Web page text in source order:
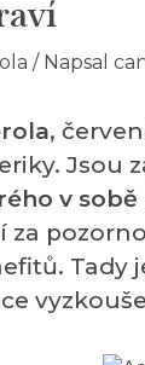
/ Napsal
,
Jsou
v sobě
za
Tady